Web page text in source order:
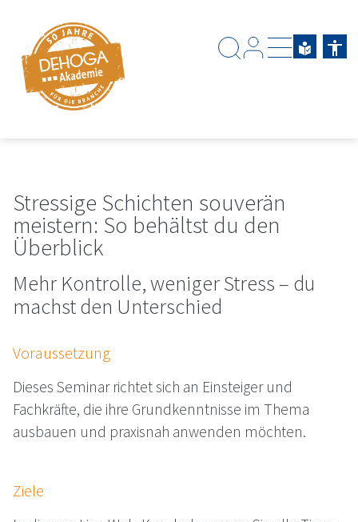
Stressige Schichten souverän
meistern: So behältst du den
Überblick
Mehr Kontrolle, weniger Stress – du
machst den Unterschied
Voraussetzung
Dieses Seminar richtet sich an Einsteiger und
Fachkräfte, die ihre Grundkenntnisse im Thema
ausbauen und praxisnah anwenden möchten.
Ziele